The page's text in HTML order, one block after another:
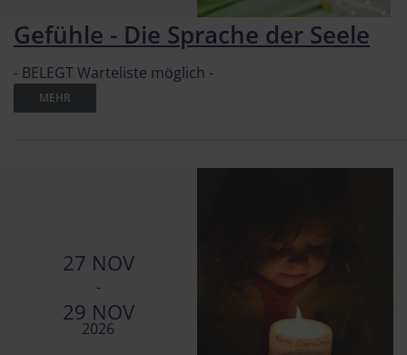
Gefühle - Die Sprache der Seele
- BELEGT Warteliste möglich -
MEHR
27 NOV
-
29 NOV
2026